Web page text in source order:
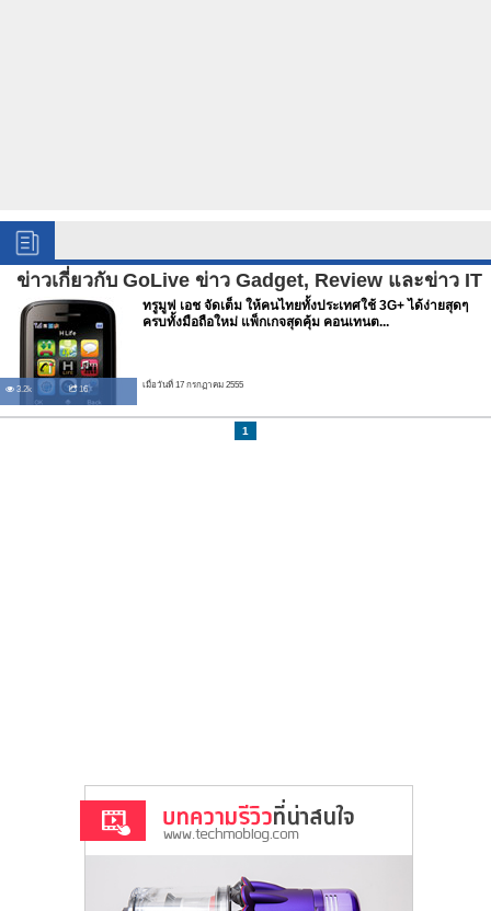
ข่าวเกี่ยวกับ GoLive ข่าว Gadget, Review และข่าว IT
3.2k 16
ทรูมูฟ เอช จัดเต็ม ให้คนไทยทั้งประเทศใช้ 3G+ ได้ง่ายสุดๆ
ครบทั้งมือถือใหม่ แพ็กเกจสุดคุ้ม คอนเทนต...
เมื่อวันที่ 17 กรกฏาคม 2555
1